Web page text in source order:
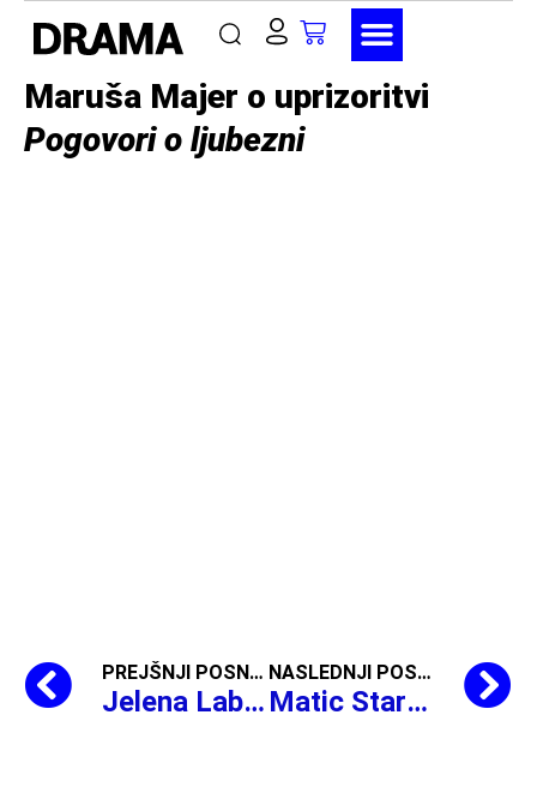
Maruša Majer o uprizoritvi
Pogovori o ljubezni
PREJŠNJI POSNETEK
Jelena Laban o uprizoritvi
NASLEDNJI POSNETEK
Matic Starina o uprizoritvi